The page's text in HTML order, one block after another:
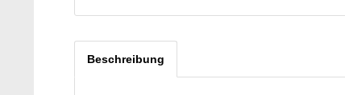
Beschreibung